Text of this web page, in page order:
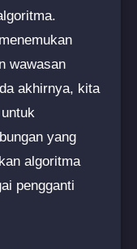
wawasan
akhirnya, kita
yang
algoritma
pengganti